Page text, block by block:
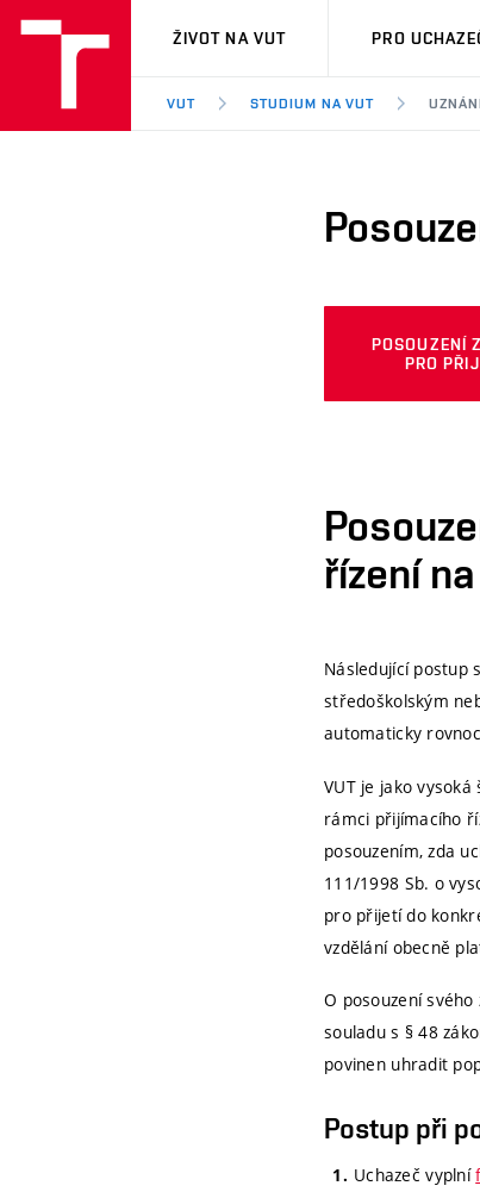
VUT
ŽIVOT NA VUT PRO
VUT STUDIUM NA VUT
POSOUZENÍ
PRO
řízení
Následující postup
středoškolským
automaticky
VUT je jako
rámci přijímacího
posouzením, zda
111/1998 Sb. o
pro přijetí do
vzdělání obecně
O posouzení
souladu s § 48
povinen uhradit
Postup při
Uchazeč vyplní